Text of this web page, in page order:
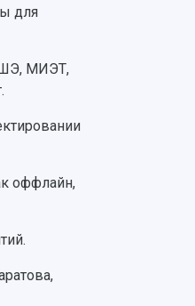
для
МИЭТ,
оффлайн,